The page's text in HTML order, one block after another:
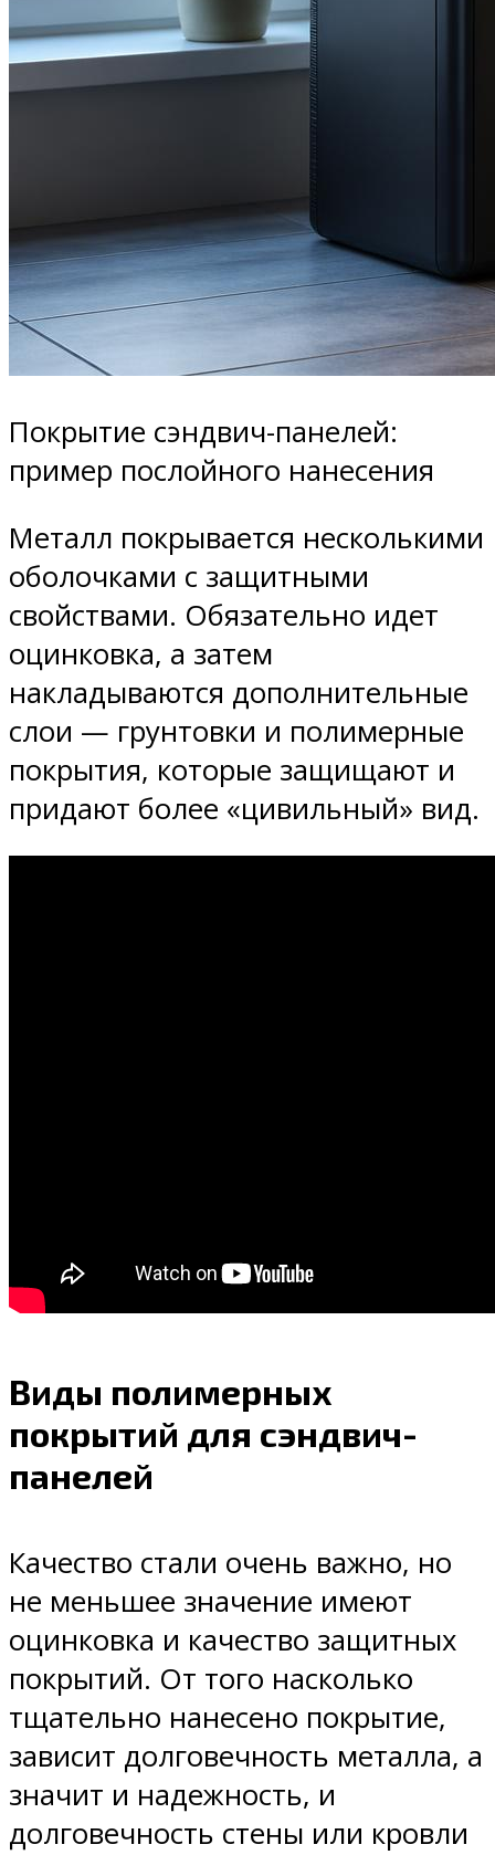
Покрытие сэндвич-панелей:
пример послойного нанесения
Металл покрывается несколькими
оболочками с защитными
свойствами. Обязательно идет
оцинковка, а затем
накладываются дополнительные
слои — грунтовки и полимерные
покрытия, которые защищают и
придают более «цивильный» вид.
Виды полимерных
покрытий для сэндвич-
панелей
Качество стали очень важно, но
не меньшее значение имеют
оцинковка и качество защитных
покрытий. От того насколько
тщательно нанесено покрытие,
зависит долговечность металла, а
значит и надежность, и
долговечность стены или кровли